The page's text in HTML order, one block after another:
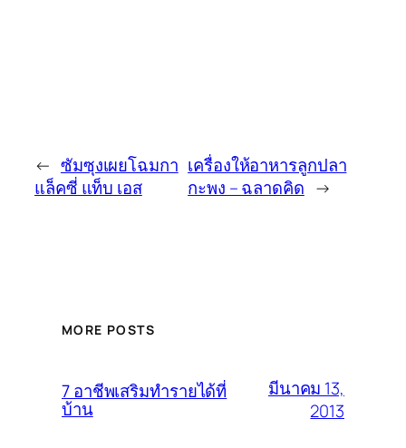
← ซัมซุงเผยโฉมกา
แล็คซี่ แท็บ เอส
เครื่องให้อาหารลูกปลา
กะพง – ฉลาดคิด →
MORE POSTS
7 อาชีพเสริมทำรายได้ที่
บ้าน
มีนาคม 13,
2013